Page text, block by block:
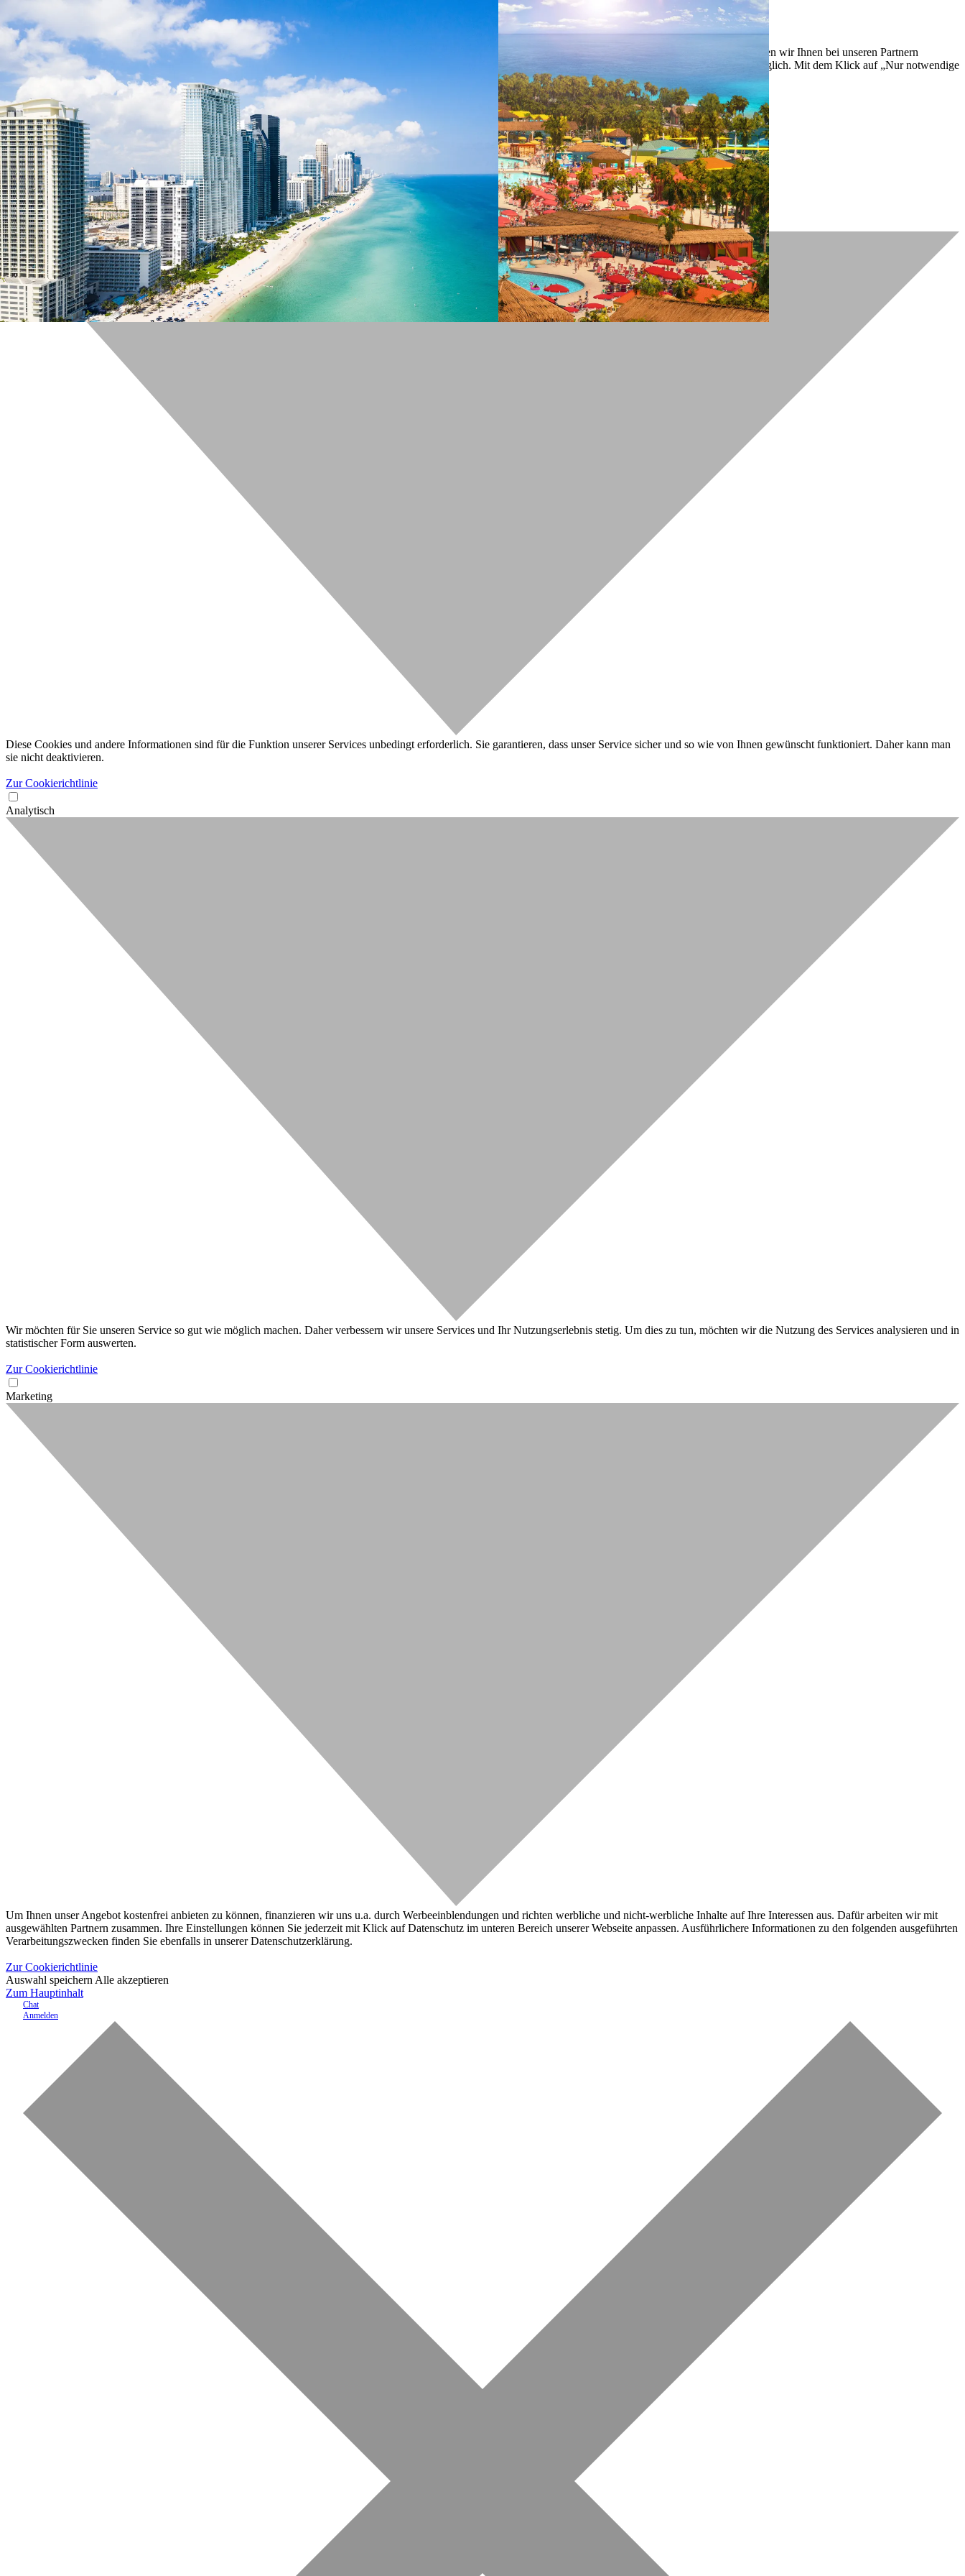
Unvergleichlich lecker
Mit dem Klick auf „geht klar” ermöglichen Sie uns Ihnen über Cookies ein verbessertes Nutzungserlebnis zu servieren und dieses kontinuierlich zu verbessern. So können wir Ihnen bei unseren Partnern
personalisierte Werbung und passende Angebote anzeigen. Über „anpassen” können Sie Ihre persönlichen Präferenzen festlegen. Dies ist auch nachträglich jederzeit möglich. Mit dem Klick auf „Nur notwendige
Cookies” werden lediglich technisch notwendige Cookies gespeichert.
Anpassen
Datenschutzerklärung
Cookierichtlinie
Impressum
« zurück
Ihre Cookie-Präferenzen verwalten
Wählen Sie, welche Cookies Sie auf check24.de akzeptieren.
Die Cookierichtlinie finden Siehier.
Notwendig
Diese Cookies und andere Informationen sind für die Funktion unserer Services unbedingt erforderlich. Sie garantieren, dass unser Service sicher und so wie von Ihnen gewünscht funktioniert. Daher kann man
sie nicht deaktivieren.
Zur Cookierichtlinie
Analytisch
Wir möchten für Sie unseren Service so gut wie möglich machen. Daher verbessern wir unsere Services und Ihr Nutzungserlebnis stetig. Um dies zu tun, möchten wir die Nutzung des Services analysieren und in
statistischer Form auswerten.
Zur Cookierichtlinie
Marketing
Um Ihnen unser Angebot kostenfrei anbieten zu können, finanzieren wir uns u.a. durch Werbeeinblendungen und richten werbliche und nicht-werbliche Inhalte auf Ihre Interessen aus. Dafür arbeiten wir mit
ausgewählten Partnern zusammen. Ihre Einstellungen können Sie jederzeit mit Klick auf Datenschutz im unteren Bereich unserer Webseite anpassen. Ausführlichere Informationen zu den folgenden ausgeführten
Verarbeitungszwecken finden Sie ebenfalls in unserer Datenschutzerklärung.
Zur Cookierichtlinie
Auswahl speichern Alle akzeptieren
Zum Hauptinhalt
Chat
Anmelden